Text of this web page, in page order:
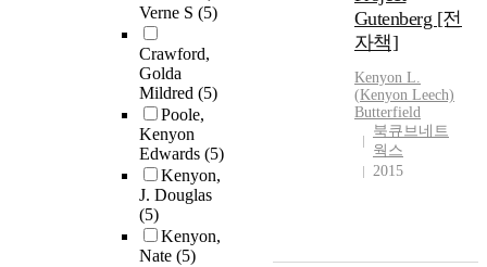
Verne S (5)
Crawford,
Golda
Mildred (5)
Poole,
Kenyon
Edwards (5)
Kenyon,
J. Douglas
(5)
Kenyon,
Nate (5)
Gutenberg [전
자책]
Kenyon L.
(Kenyon Leech)
Butterfield
북큐브네트
웍스
2015